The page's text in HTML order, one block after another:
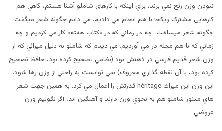
نبودن وزن رنج نمي برند، براي اينکه با کارهای شاملو آشنا هستم، گاهي هم
کارهایی مشترک ویکجا با هم انجام مي داديم. مي دانم چگونه شعر ميگفت،
چگونه شعر ميساخت، چه در زماني که در «کتاب هفته» کار مي کرديم و چه
زماني که با هم مجله در مي آورديم. مي ديدم که شاملو به دليل ميراثي که از
وزن شعر قديم فارسي در ذهنش بود (نظامي تصحيح کرده بود، حافظ تصحيح
کرده بود، با آن نقطه گذاري معروف) نمي توانست به راحتي از وزن رها شود.
اين وزن اين ميراث héritage قدرتش را اعمال مي کرد. به همين جهت شعر
هاي منثور شاملو هم به نحوي وزن دارند و آهنگين اند؛ اگر نگوئيم وزن
عروضي.